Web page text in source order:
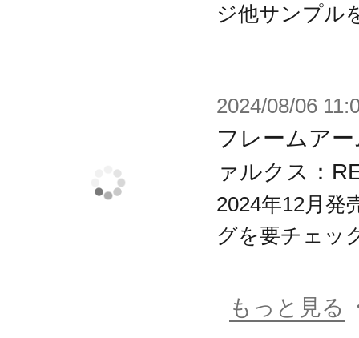
ジ他サンプル
2024/08/06
フレームア
ァルクス：
2024年12月発
グを要チェッ
もっと見る